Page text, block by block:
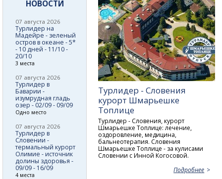
Турлидер - Словения
курорт Шмарьешке
Топлице
Турлидер - Словения, курорт
Шмарьешке Топлице: лечение,
оздоровление, медицина,
бальнеотерапия. Словения
Шмарьешке Топлице - за кулисами
Словении с Инной Когосовой.
Подробнее
НОВОСТИ
07 августа 2026
Турлидер на
Мадейре - зеленый
остров в океане - 5*
- 10 дней - 11/10 -
20/10
3 места
07 августа 2026
Турлидер в
Баварии -
изумрудная гладь
озер - 02/09 - 09/09
Одно место
07 августа 2026
Турлидер в
Словении -
термальный курорт
Олимие - источник
долины здоровья -
09/09 - 16/09
4 места